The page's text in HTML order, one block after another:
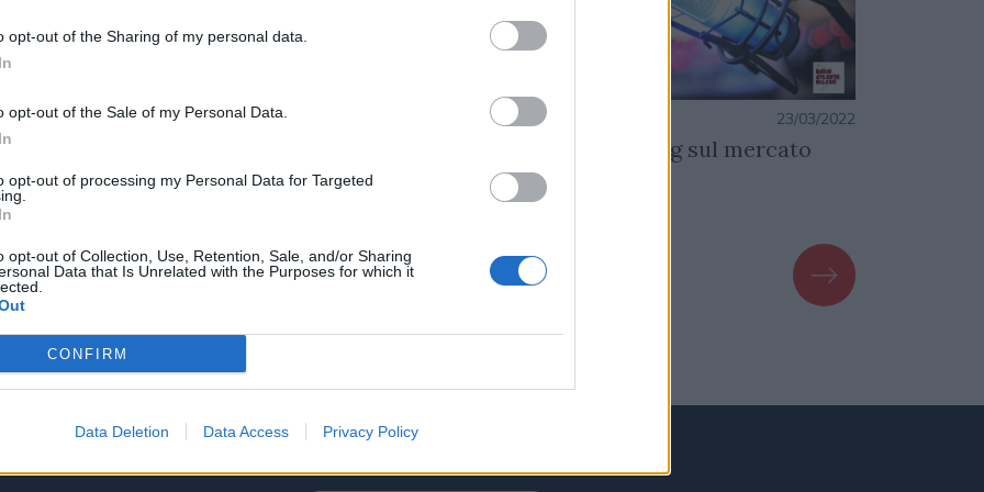
opt-out of the Sharing of my personal data.
opt-out of the Sale of my Personal Data.
opt-out of processing my Personal Data for Targeted
opt-out of Collection, Use, Retention, Sale, and/or Sharing
Data that Is Unrelated with the Purposes for which it
CONFIRM
Data Deletion Data Access Privacy Policy
Redazione Redazione 23/03/2022
Incontro con Smiling sul mercato
NFT